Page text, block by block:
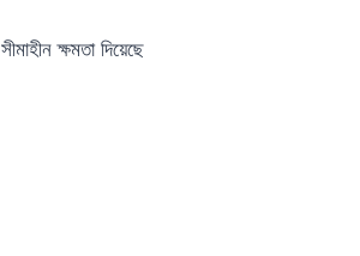
ক্ষমতা দিয়েছে